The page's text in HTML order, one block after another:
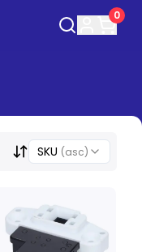
0
SKU (asc)